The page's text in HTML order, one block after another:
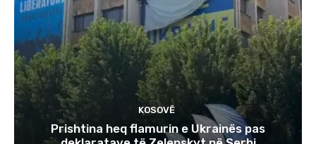
KOSOVË
Prishtina heq flamurin e Ukrainës pas